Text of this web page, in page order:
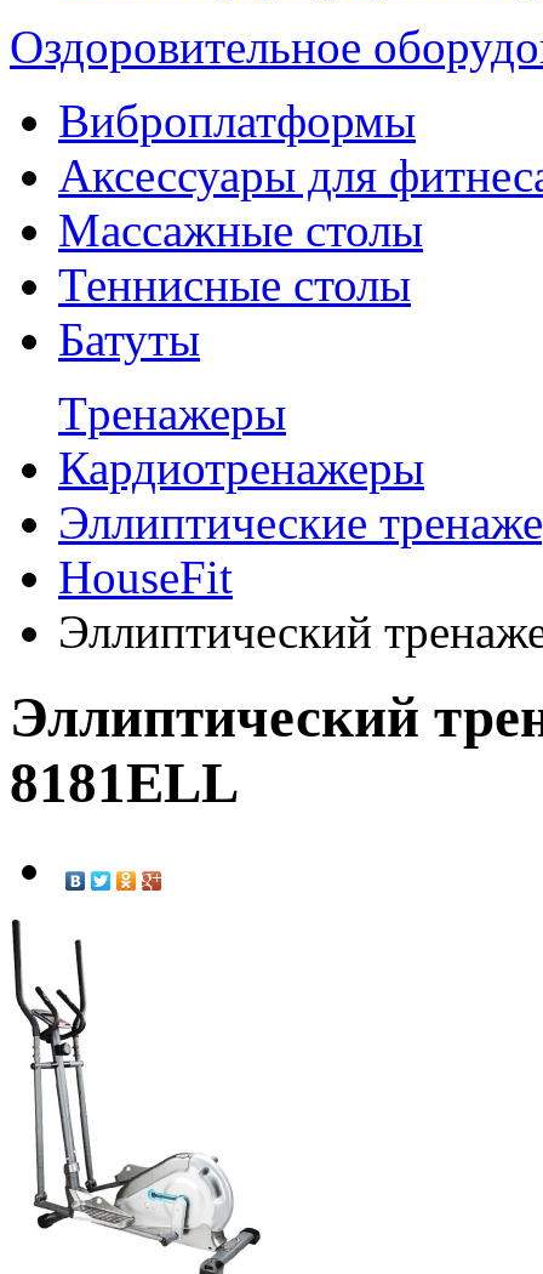
Оздоровительное
Виброплатформы
Аксессуары для
Массажные столы
Теннисные столы
Батуты
Tренажеры
Кардиотренажеры
Эллиптические
HouseFit
Эллиптический
Эллиптический
8181ELL